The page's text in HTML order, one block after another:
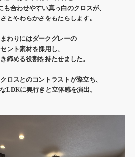
も合わせやすい真っ白のクロスが、
とやわらかさをもたらします。
わりにはダークグレーの
ント素材を採用し、
締める役割を持たせました。
ロスとのコントラストが際立ち、
LDKに奥行きと立体感を演出。